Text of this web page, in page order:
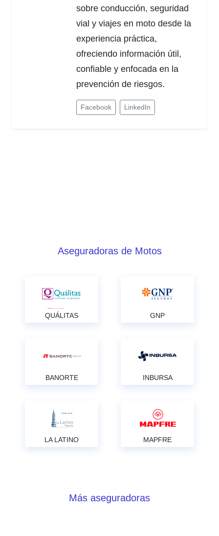
sobre conducción, seguridad
vial y viajes en moto desde la
experiencia práctica,
ofreciendo información útil,
confiable y enfocada en la
prevención de riesgos.
Facebook LinkedIn
Aseguradoras de Motos
QUÁLITAS GNP
BANORTE INBURSA
LA LATINO MAPFRE
Más aseguradoras